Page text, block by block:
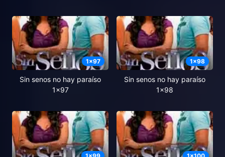
1x97
Sin senos no hay paraíso
1x97
1x98
Sin senos no hay paraíso
1x98